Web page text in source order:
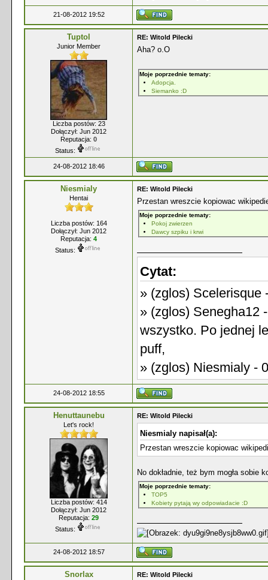
21-08-2012 19:52
Tuptol
Junior Member
Liczba postów: 23
Dołączył: Jun 2012
Reputacja: 0
Status:
RE: Witold Pilecki
Aha? o.O
Moje poprzednie tematy:
Adopcja.
Siemanko :D
24-08-2012 18:46
Niesmialy
Hentai
Liczba postów: 164
Dołączył: Jun 2012
Reputacja: 4
Status:
RE: Witold Pilecki
Przestan wreszcie kopiowac
Moje poprzednie tematy:
Pokoj zwierzen
Dawcy szpiku i krwi
Cytat:
» (zglos) Scelerisque
» (zglos) Senegha12
wszystko. Po jednej
puff,
» (zglos) Niesmialy -
24-08-2012 18:55
Henuttaunebu
Let's rock!
Liczba postów: 414
Dołączył: Jun 2012
Reputacja: 29
Status:
RE: Witold Pilecki
Niesmialy napisał(a):
Przestan wreszcie kopiowac
No dokładnie, też bym mogła
Moje poprzednie tematy:
TOP5
Kobiety pytają wy odpowiadacie :D
24-08-2012 18:57
Snorlax RE: Witold Pilecki